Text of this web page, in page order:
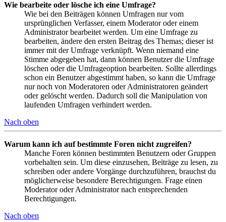
Wie bearbeite oder lösche ich eine Umfrage?
Wie bei den Beiträgen können Umfragen nur vom
ursprünglichen Verfasser, einem Moderator oder einem
Administrator bearbeitet werden. Um eine Umfrage zu
bearbeiten, ändere den ersten Beitrag des Themas; dieser ist
immer mit der Umfrage verknüpft. Wenn niemand eine
Stimme abgegeben hat, dann können Benutzer die Umfrage
löschen oder die Umfrageoption bearbeiten. Sollte allerdings
schon ein Benutzer abgestimmt haben, so kann die Umfrage
nur noch von Moderatoren oder Administratoren geändert
oder gelöscht werden. Dadurch soll die Manipulation von
laufenden Umfragen verhindert werden.
Nach oben
Warum kann ich auf bestimmte Foren nicht zugreifen?
Manche Foren können bestimmten Benutzern oder Gruppen
vorbehalten sein. Um diese einzusehen, Beiträge zu lesen, zu
schreiben oder andere Vorgänge durchzuführen, brauchst du
möglicherweise besondere Berechtigungen. Frage einen
Moderator oder Administrator nach entsprechenden
Berechtigungen.
Nach oben